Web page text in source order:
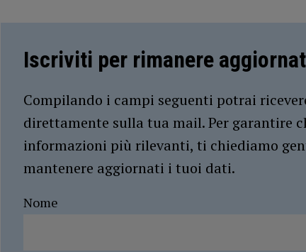
Iscriviti per rimanere
Compilando i campi seguenti potrai
direttamente sulla tua mail. Per garantire
informazioni più rilevanti, ti chiediamo
mantenere aggiornati i tuoi dati.
Nome